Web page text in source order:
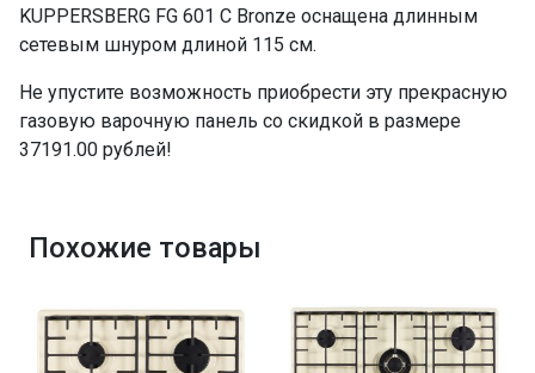
KUPPERSBERG FG 601 C Bronze оснащена длинным
сетевым шнуром длиной 115 см.
Не упустите возможность приобрести эту прекрасную
газовую варочную панель со скидкой в размере
37191.00 рублей!
Похожие товары